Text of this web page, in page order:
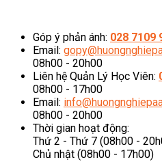
Góp ý phản ánh: 028 7109
Email:
08h00 - 20h00
Liên hệ Quản Lý Học Viên:
08h00 - 17h00
Email:
08h00 - 20h00
Thời gian hoạt động:
Thứ 2 - Thứ 7 (08h00 -
Chủ nhật (08h00 - 17h00)